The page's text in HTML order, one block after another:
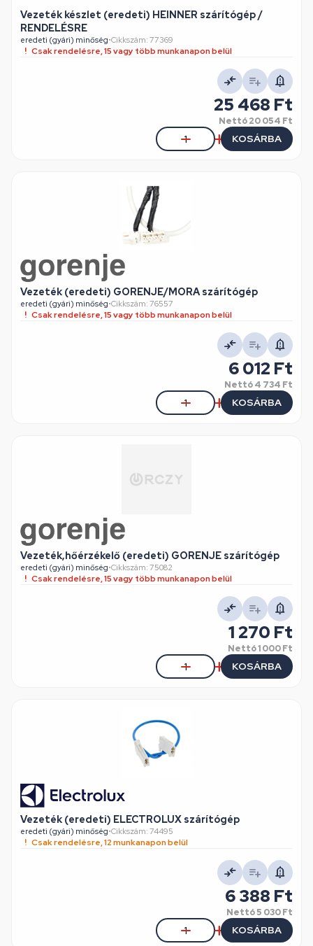
Vezeték készlet (eredeti) HEINNER szárítógép /
RENDELÉSRE
eredeti (gyári) minőség•Cikkszám: 77369
Csak rendelésre, 15 vagy több munkanapon belül
25 468 Ft
Nettó20 054 Ft
KOSÁRBA
Vezeték (eredeti) GORENJE/MORA szárítógép
eredeti (gyári) minőség•Cikkszám: 76557
Csak rendelésre, 15 vagy több munkanapon belül
6 012 Ft
Nettó4 734 Ft
KOSÁRBA
Vezeték,hőérzékelő (eredeti) GORENJE szárítógép
eredeti (gyári) minőség•Cikkszám: 75082
Csak rendelésre, 15 vagy több munkanapon belül
1 270 Ft
Nettó1 000 Ft
KOSÁRBA
Vezeték (eredeti) ELECTROLUX szárítógép
eredeti (gyári) minőség•Cikkszám: 74495
Csak rendelésre, 12 munkanapon belül
6 388 Ft
Nettó5 030 Ft
KOSÁRBA